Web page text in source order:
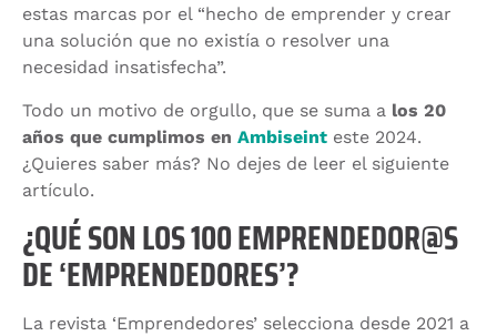
estas marcas por el “hecho de emprender y crear
una solución que no existía o resolver una
necesidad insatisfecha”.
Todo un motivo de orgullo, que se suma a los 20
años que cumplimos en Ambiseint este 2024.
¿Quieres saber más? No dejes de leer el siguiente
artículo.
¿QUÉ SON LOS 100 EMPRENDEDOR@S
DE ‘EMPRENDEDORES’?
La revista ‘Emprendedores’ selecciona desde 2021 a